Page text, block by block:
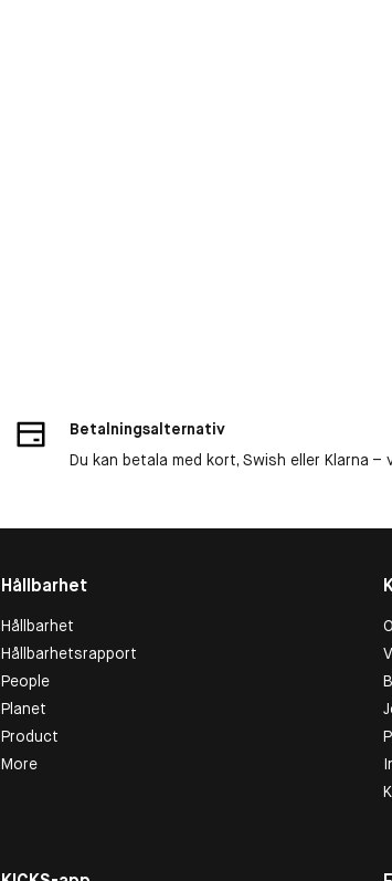
Betalningsalternativ
Du kan betala med kort, Swish eller Klarna
Hållbarhet
Hållbarhet
Hållbarhetsrapport
People
Planet
Product
More